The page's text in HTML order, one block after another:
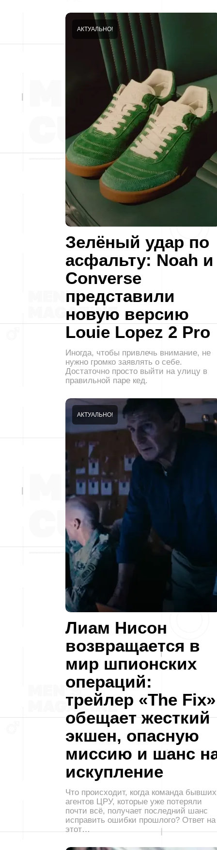
Зелёный удар по
асфальту: Noah и
Converse
представили
новую версию
Louie Lopez 2 Pro
АКТУАЛЬНО!
Иногда, чтобы привлечь внимание, не
нужно громко заявлять о себе.
Достаточно просто выйти на улицу в
правильной паре кед.
Лиам Нисон
возвращается в
мир шпионских
операций:
трейлер «The Fix»
обещает жесткий
экшен, опасную
миссию и шанс
искупление
АКТУАЛЬНО!
Что происходит, когда команда бывших
агентов ЦРУ, которые уже потеряли
почти всё, получает последний шанс
исправить ошибки прошлого? Ответ на
этот…